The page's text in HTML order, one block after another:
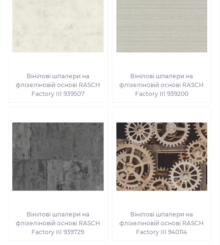
Вінілові шпалери на
флізеліновій основі RASCH
Factory III 939507
Вінілові шпалери на
флізеліновій основі RASCH
Factory III 939200
Вінілові шпалери на
флізеліновій основі RASCH
Factory III 939729
Вінілові шпалери на
флізеліновій основі RASCH
Factory III 940114